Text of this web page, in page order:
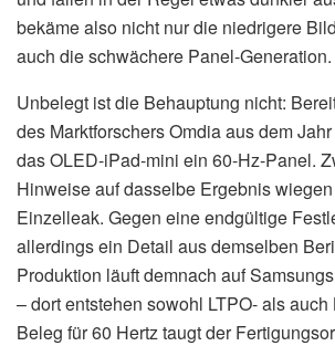
bekäme also nicht nur die niedrigere
auch die schwächere Panel-Generation.
Unbelegt ist die Behauptung nicht:
des Marktforschers Omdia aus dem
das OLED-iPad-mini ein 60-Hz-Panel.
Hinweise auf dasselbe Ergebnis
Einzelleak. Gegen eine endgültige
allerdings ein Detail aus demselben
Produktion läuft demnach auf
– dort entstehen sowohl LTPO- als
Beleg für 60 Hertz taugt der